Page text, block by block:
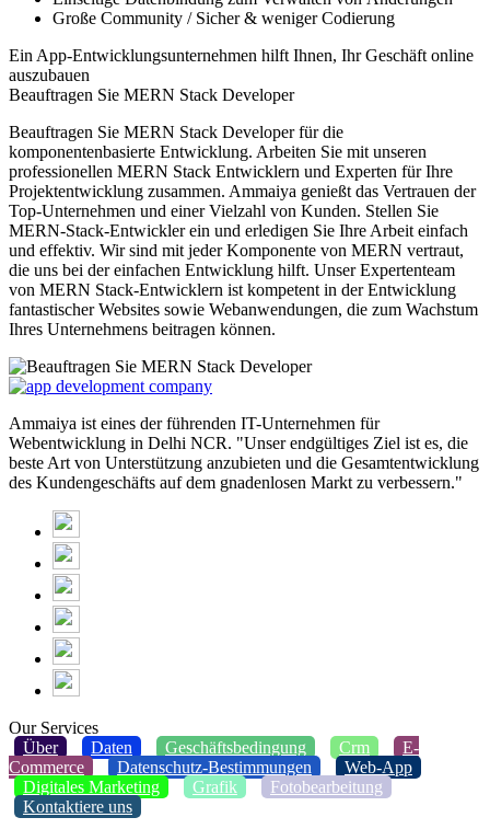
Große Community / Sicher & weniger Codierung
Ein App-Entwicklungsunternehmen hilft Ihnen, Ihr Geschäft online
auszubauen
Beauftragen Sie MERN Stack Developer
Beauftragen Sie MERN Stack Developer für die
komponentenbasierte Entwicklung. Arbeiten Sie mit unseren
professionellen MERN Stack Entwicklern und Experten für Ihre
Projektentwicklung zusammen. Ammaiya genießt das Vertrauen der
Top-Unternehmen und einer Vielzahl von Kunden. Stellen Sie
MERN-Stack-Entwickler ein und erledigen Sie Ihre Arbeit einfach
und effektiv. Wir sind mit jeder Komponente von MERN vertraut,
die uns bei der einfachen Entwicklung hilft. Unser Expertenteam
von MERN Stack-Entwicklern ist kompetent in der Entwicklung
fantastischer Websites sowie Webanwendungen, die zum Wachstum
Ihres Unternehmens beitragen können.
Ammaiya ist eines der führenden IT-Unternehmen für
Webentwicklung in Delhi NCR. "Unser endgültiges Ziel ist es, die
beste Art von Unterstützung anzubieten und die Gesamtentwicklung
des Kundengeschäfts auf dem gnadenlosen Markt zu verbessern."
Our Services
Über
Daten Geschäftsbedingung Crm
E-
Commerce
Datenschutz-Bestimmungen
Web-App
Digitales Marketing
Grafik
Fotobearbeitung
Kontaktiere uns